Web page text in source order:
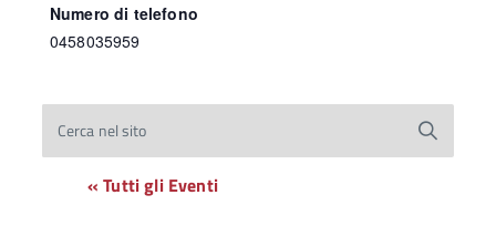
Numero di telefono
0458035959
Cerca nel sito
« Tutti gli Eventi